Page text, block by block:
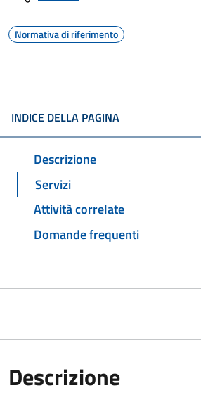
Normativa di riferimento
INDICE DELLA PAGINA
Descrizione
Servizi
Attività correlate
Domande frequenti
Descrizione